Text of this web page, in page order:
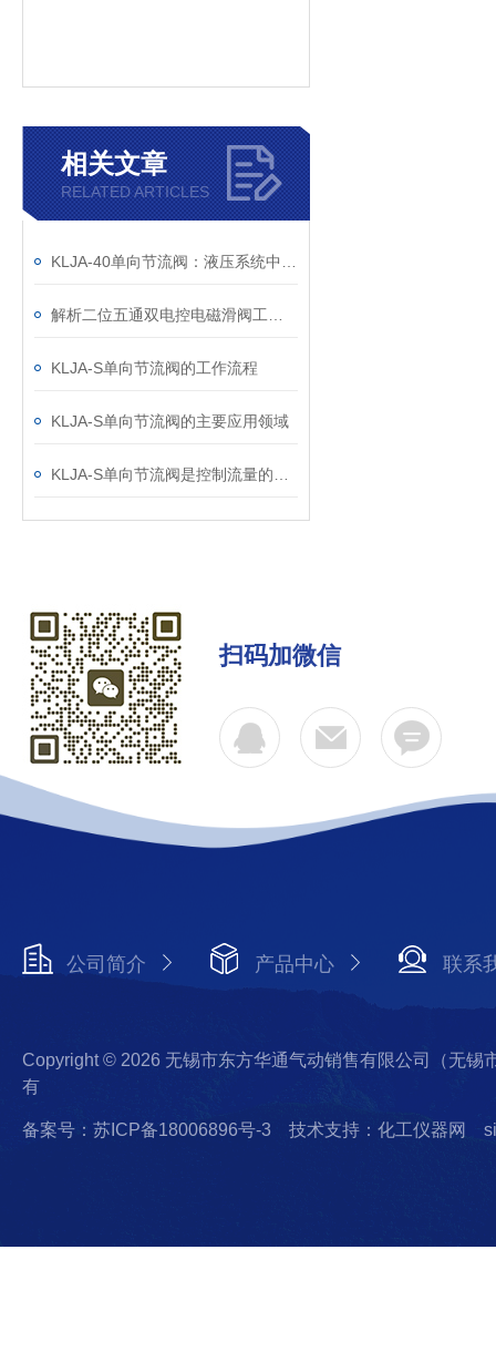
相关文章
RELATED ARTICLES
KLJA-S单向节流阀的工作流程
KLJA-S单向节流阀的主要应用领域
扫码加微信
公司简介 产品中心 联系
Copyright © 2026 无锡市东方华通气动销售有限公司（无锡
有
备案号：苏ICP备18006896号-3 技术支持：化工仪器网